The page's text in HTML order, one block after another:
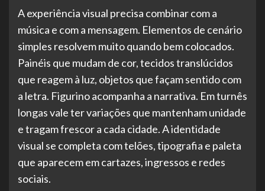
A experiência visual precisa combinar com a
música e com a mensagem. Elementos de cenário
simples resolvem muito quando bem colocados.
Painéis que mudam de cor, tecidos translúcidos
que reagem à luz, objetos que façam sentido com
a letra. Figurino acompanha a narrativa. Em turnês
longas vale ter variações que mantenham unidade
e tragam frescor a cada cidade. A identidade
visual se completa com telões, tipografia e paleta
que aparecem em cartazes, ingressos e redes
sociais.